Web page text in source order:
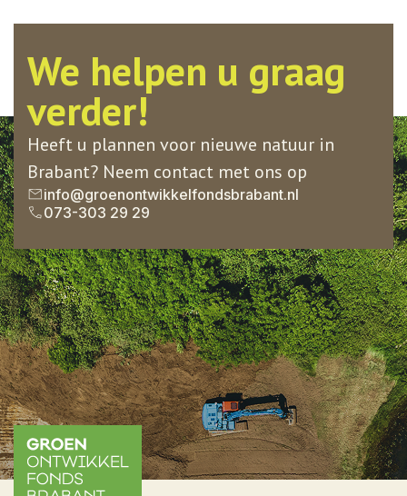
We helpen u graag
verder!
Heeft u plannen voor nieuwe natuur in
Brabant? Neem contact met ons op
info@groenontwikkelfondsbrabant.nl
073-303 29 29